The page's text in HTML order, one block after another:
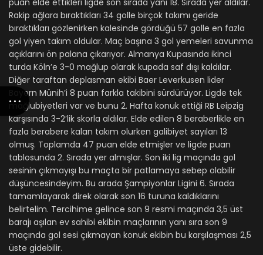
puan elde ettikleri ligde son sırada yani 18. Sırada yer aldılar.
Rakip ağlara bıraktıkları 34 golle birçok takımı geride
bıraktıkları gözlenirken kalesinde gördüğü 57 golle en fazla
gol yiyen takım oldular. Maç başına 3 gol yemeleri savunma
açıklarını ön palana çıkarıyor. Almanya Kupasında ikinci
turda Köln’e 3-0 mağlup olarak kupada saf dışı kaldılar.
Diğer taraftan deplasman ekibi Baer Leverkusen lider
Bayern Münih’i 8 puan farkla takibini sürdürüyor. Ligde tek
mağlubiyetleri var ve bunu 2. Hafta konuk ettiği RB Leipzig
karşısında 3-2’lik skorla aldılar. Elde edilen 8 beraberlikle en
fazla berabere kalan takım olurken galibiyet sayıları 13
olmuş. Toplamda 47 puan elde etmişler ve ligde puan
tablosunda 2. Sırada yer almışlar. Son iki lig maçında gol
sesinin çıkmayışı bu maçta bir patlamaya sebep olabilir
düşüncesindeyim. Bu arada Şampiyonlar Ligini 6. Sırada
tamamlayarak direk olarak son 16 turuna kaldıklarını
belirtelim. Tercihime gelince son 9 resmi maçında 3,5 üst
barajı aşılan ev sahibi ekibin maçlarının yanı sıra son 9
maçında gol sesi çıkmayan konuk ekibin bu karşılaşması 2,5
üste gidebilir.